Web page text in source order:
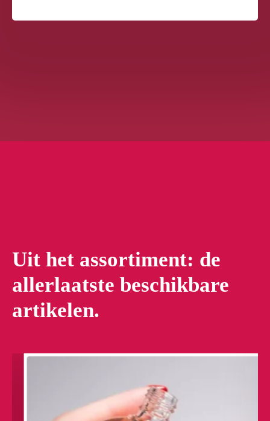
Uit het assortiment: de
allerlaatste beschikbare
artikelen.